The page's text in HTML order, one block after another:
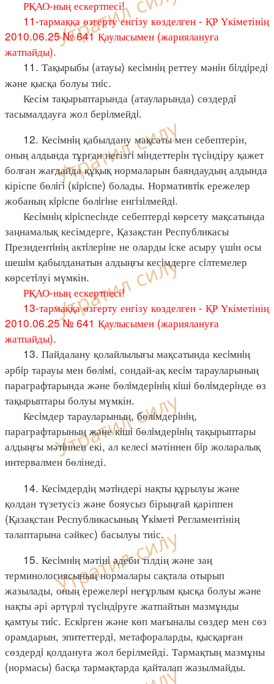
РҚАО-ның ескертпесі!
11-тармаққа өзгерту енгізу көзделген - ҚР Үкіметінің
2010.06.25 № 641 Қаулысымен (жариялануға
жатпайды).
11. Тақырыбы (атауы) кесiмнiң реттеу мәнiн бiлдiредi
және қысқа болуы тиiс.
Кесім тақырыптарында (атауларында) сөздердi
тасымалдауға жол берiлмейдi.
12. Кесiмнiң қабылдану мақсаты мен себептерін,
оның алдында тұрған негізгi мiндеттерiн түсiндіру қажет
болған жағдайда құқық нормаларын баяндаудың алдында
кіріспе бөлiгi (кiрiспе) болады. Нормативтiк ережелер
жобаның кiрiспе бөлiгiне енгiзiлмейдi.
Кесiмнiң кiрiспесiнде себептердi көрсету мақсатында
заңнамалық кесімдерге, Қазақстан Республикасы
Президентiнiң актiлерiне не оларды iске асыру үшiн осы
шешiм қабылданатын алдыңғы кесiмдерге сiлтемелер
көрсетiлуі мүмкін.
РҚАО-ның ескертпесі!
13-тармаққа өзгерту енгізу көзделген - ҚР Үкіметінің
2010.06.25 № 641 Қаулысымен (жариялануға
жатпайды).
13. Пайдалану қолайлылығы мақсатында кесiмнiң
әрбiр тарауы мен бөлiмi, сондай-ақ кесiм тарауларының
параграфтарында және бөлiмдерiнiң кiшi бөлiмдерiнде өз
тақырыптары болуы мүмкін.
Кесiмдер тарауларының, бөлiмдерiнiң,
параграфтарының және кiшi бөлiмдерiнiң тақырыптары
алдыңғы мәтiннен екі, ал келесi мәтіннен бiр жоларалық
интервалмен бөлінеді.
14. Кесiмдердiң мәтiндері нақты құрылуы және
қолдан түзетусіз және бояусыз бірыңғай қаріппен
(Қазақстан Республикасының Yкiметi Регламентінің
талаптарына сәйкес) басылуы тиіс.
15. Кесiмнiң мәтінi әдеби тілдің және заң
терминологиясының нормалары сақтала отырып
жазылады, оның ережелерi неғұрлым қысқа болуы және
нақты әрі әртүрлi түсiндiруге жатпайтын мазмұнды
қамтуы тиiс. Ескiрген және көп мағыналы сөздер мен сөз
орамдарын, эпитеттердi, метафораларды, қысқарған
сөздердi қолдануға жол берілмейді. Тармақтың мазмұны
(нормасы) басқа тармақтарда қайталап жазылмайды.